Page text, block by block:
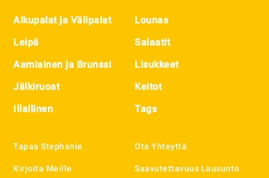
Footer
Alkupalat ja Välipalat
Leipä
Aamiainen ja Brunssi
Jälkiruoat
Illallinen
Lounas
Salaatit
Lisukkeet
Keitot
Tags
Tapaa Stephanie
Kirjoita Meille
Ota Yhteyttä
Saavutettavuus Lausunto